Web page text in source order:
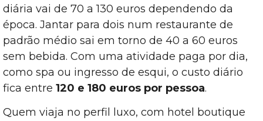
diária vai de 70 a 130 euros dependendo da
época. Jantar para dois num restaurante de
padrão médio sai em torno de 40 a 60 euros
sem bebida. Com uma atividade paga por dia,
como spa ou ingresso de esqui, o custo diário
fica entre 120 e 180 euros por pessoa.
Quem viaja no perfil luxo, com hotel boutique